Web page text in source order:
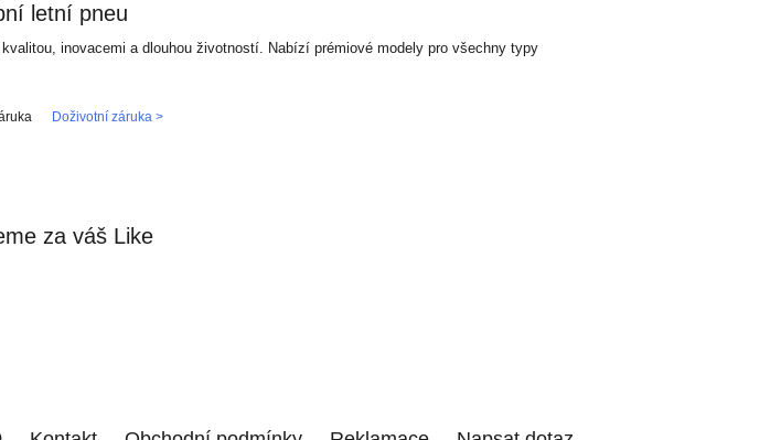
letní pneu
inovacemi a dlouhou životností. Nabízí prémiové modely pro všechny typy
Doživotní záruka >
za váš Like